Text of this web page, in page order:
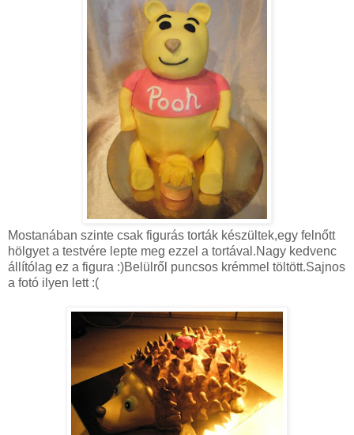
Mostanában szinte csak figurás torták készültek,egy felnőtt
hölgyet a testvére lepte meg ezzel a tortával.Nagy kedvenc
állítólag ez a figura :)Belülről puncsos krémmel töltött.Sajnos
a fotó ilyen lett :(